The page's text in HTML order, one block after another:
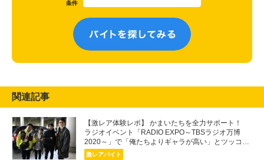
関連記事
【激レア体験レポ】 かまいたちを全力サポート！
ラジオイベント「RADIO EXPO～TBSラジオ万博
2020～」で「俺たちよりギャラが高い」とツッコま
れてしまう
激レアバイト